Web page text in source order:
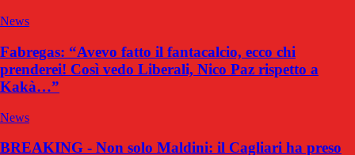
News
Fabregas: “Avevo fatto il fantacalcio, ecco chi
prenderei! Così vedo Liberali, Nico Paz rispetto a
Kakà…”
News
BREAKING - Non solo Maldini: il Cagliari ha preso